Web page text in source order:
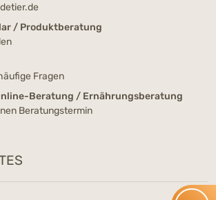
/ Produktberatung
Fragen
Beratung / Ernährungsberatung
Beratungstermin